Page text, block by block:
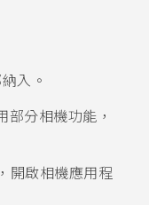
入。
分相機功能，
開啟相機應用程